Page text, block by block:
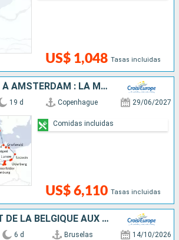
US$ 1,048 Tasas incluidas
DE COPENHAGUE À AMSTERDAM : LA MER BALTIQUE, L'ODER, LA HAVEL ET L'ELBE
19 d Copenhague 29/06/2027
US$ 6,110 Tasas incluidas
Comidas incluidas
ITINÉRAIRE INÉDIT DE LA BELGIQUE AUX PAYS-BAS
6 d Bruselas 14/10/2026